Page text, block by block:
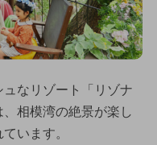
なリゾート「リゾナ
相模湾の絶景が楽し
います。